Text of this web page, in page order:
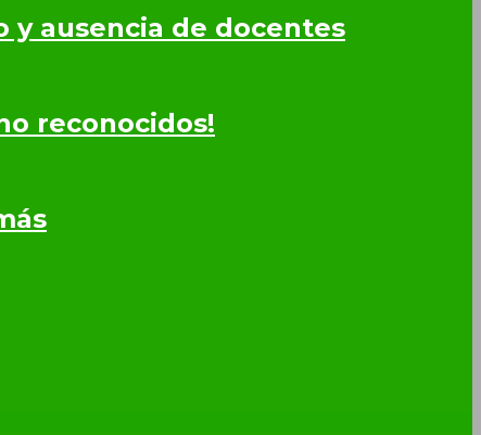
y ausencia de docentes
reconocidos!